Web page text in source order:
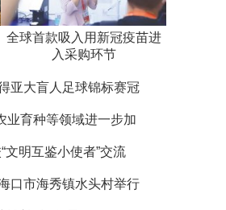
全球首款吸入用新冠疫苗进
入采购环节
亚大盲人足球锦标赛冠
业育种等领域进一步加
文明互鉴小使者”交流
口市海秀镇水头村举行